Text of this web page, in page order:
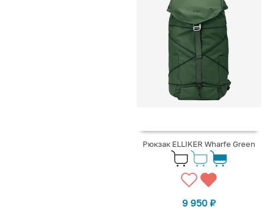
Рюкзак ELLIKER Wharfe Green
9 950 ₽